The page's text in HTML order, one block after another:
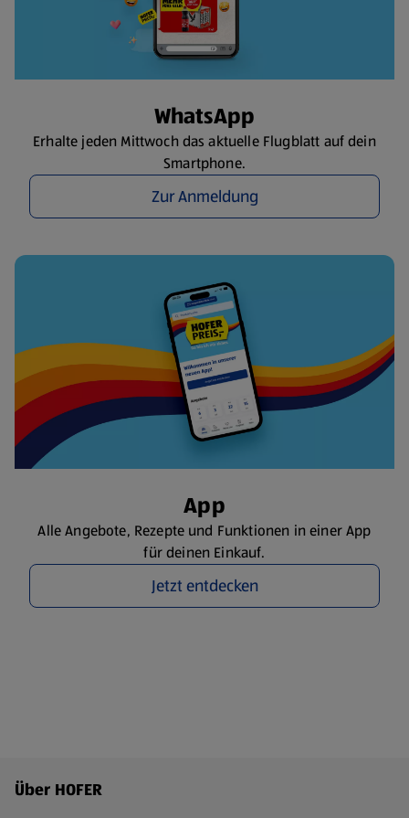
WhatsApp
Erhalte jeden Mittwoch das aktuelle Flugblatt auf dein
Smartphone.
Zur Anmeldung
App
Alle Angebote, Rezepte und Funktionen in einer App
für deinen Einkauf.
Jetzt entdecken
Fußzeilenmenü - weitere Links
Über HOFER